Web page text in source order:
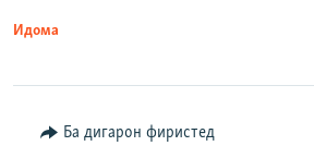
Идома
Ба дигарон фиристед